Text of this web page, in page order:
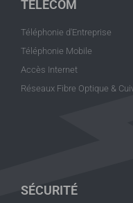
TÉLÉCOM
Téléphonie d'Entreprise
Téléphonie Mobile
Accès Internet
Réseaux Fibre Optique &
SÉCURITÉ